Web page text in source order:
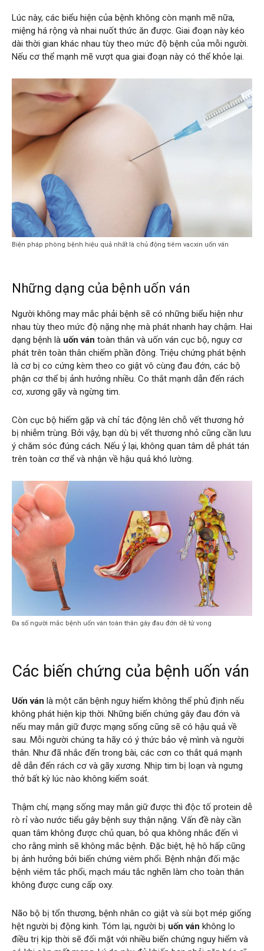
Lúc này, các biểu hiện của bệnh không còn mạnh mẽ nữa,
miệng há rộng và nhai nuốt thức ăn được. Giai đoạn này kéo
dài thời gian khác nhau tùy theo mức độ bệnh của mỗi người.
Nếu cơ thể mạnh mẽ vượt qua giai đoạn này có thể khỏe lại.
Biện pháp phòng bệnh hiệu quả nhất là chủ động tiêm vacxin uốn ván
Những dạng của bệnh uốn ván
Người không may mắc phải bệnh sẽ có những biểu hiện như
nhau tùy theo mức độ nặng nhẹ mà phát nhanh hay chậm. Hai
dạng bệnh là uốn ván toàn thân và uốn ván cục bộ, nguy cơ
phát trên toàn thân chiếm phần đông. Triệu chứng phát bệnh
là cơ bị co cứng kèm theo co giật vô cùng đau đớn, các bộ
phận cơ thể bị ảnh hưởng nhiều. Co thắt mạnh dẫn đến rách
cơ, xương gãy và ngừng tim.
Còn cục bộ hiếm gặp và chỉ tác động lên chỗ vết thương hở
bị nhiễm trùng. Bởi vậy, bạn dù bị vết thương nhỏ cũng cần lưu
ý chăm sóc đúng cách. Nếu ỷ lại, không quan tâm dễ phát tán
trên toàn cơ thể và nhận về hậu quả khó lường.
Đa số người mắc bệnh uốn ván toàn thân gây đau đớn dễ tử vong
Các biến chứng của bệnh uốn ván
Uốn ván là một căn bệnh nguy hiểm không thể phủ định nếu
không phát hiện kịp thời. Những biến chứng gây đau đớn và
nếu may mắn giữ được mạng sống cũng sẽ có hậu quả về
sau. Mỗi người chúng ta hãy có ý thức bảo vệ mình và người
thân. Như đã nhắc đến trong bài, các cơn co thắt quá mạnh
dễ dẫn đến rách cơ và gãy xương. Nhịp tim bị loạn và ngưng
thở bất kỳ lúc nào không kiểm soát.
Thậm chí, mạng sống may mắn giữ được thì độc tố protein dễ
rò rỉ vào nước tiểu gây bệnh suy thận nặng. Vấn đề này cần
quan tâm không được chủ quan, bỏ qua không nhắc đến vì
cho rằng mình sẽ không mắc bệnh. Đặc biệt, hệ hô hấp cũng
bị ảnh hưởng bởi biến chứng viêm phổi. Bệnh nhận đối mặc
bệnh viêm tắc phổi, mạch máu tắc nghẽn làm cho toàn thân
không được cung cấp oxy.
Não bộ bị tổn thương, bệnh nhân co giật và sùi bọt mép giống
hệt người bị động kinh. Tóm lại, người bị uốn ván không lo
điều trị kịp thời sẽ đối mặt với nhiều biến chứng nguy hiểm và